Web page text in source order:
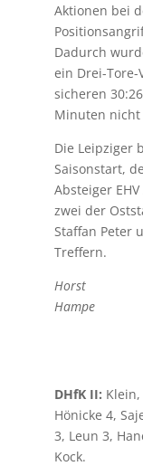
Aktionen bei
Dadurch
ein Drei-
sicheren
Minuten
Die Leipziger
Saisonstart,
Absteiger
zwei der
Staffan Peter
Treffern.
Horst
Hampe
DHfK II:
Hönicke 4,
3, Leun 3,
Kock.